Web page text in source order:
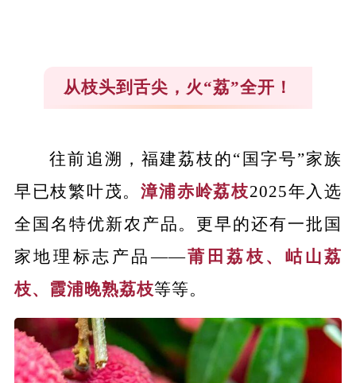
从枝头到舌尖，火“荔”全开！
往前追溯，福建荔枝的“国字号”家族
早已枝繁叶茂。漳浦赤岭荔枝2025年入选
全国名特优新农产品。更早的还有一批国
家地理标志产品——莆田荔枝、岵山荔
枝、霞浦晚熟荔枝等等。